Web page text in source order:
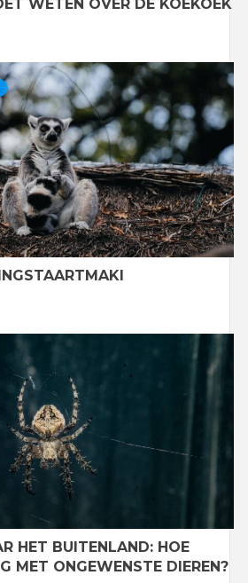
WETEN OVER DE KOEKOEK
HET BUITENLAND: HOE
MET ONGEWENSTE DIEREN?